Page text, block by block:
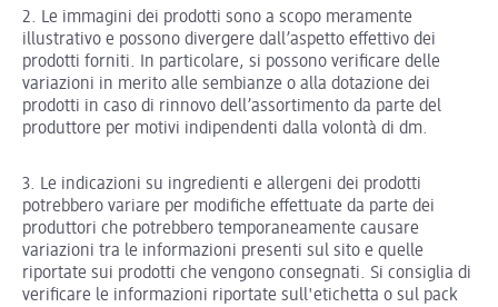
2. Le immagini dei prodotti sono a scopo meramente
illustrativo e possono divergere dall’aspetto effettivo dei
prodotti forniti. In particolare, si possono verificare delle
variazioni in merito alle sembianze o alla dotazione dei
prodotti in caso di rinnovo dell’assortimento da parte del
produttore per motivi indipendenti dalla volontà di dm.
3. Le indicazioni su ingredienti e allergeni dei prodotti
potrebbero variare per modifiche effettuate da parte dei
produttori che potrebbero temporaneamente causare
variazioni tra le informazioni presenti sul sito e quelle
riportate sui prodotti che vengono consegnati. Si consiglia di
verificare le informazioni riportate sull'etichetta o sul pack